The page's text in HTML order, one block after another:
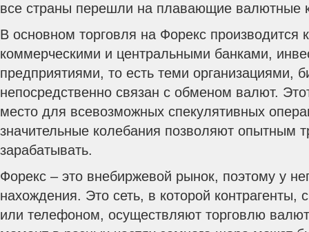
все страны перешли на плавающие валютные
В основном торговля на Форекс производится
коммерческими и центральными банками,
предприятиями, то есть теми организациями,
непосредственно связан с обменом валют.
место для всевозможных спекулятивных
значительные колебания позволяют опытным
зарабатывать.
Форекс – это внебиржевой рынок, поэтому у
нахождения. Это сеть, в которой контрагенты,
или телефоном, осуществляют торговлю